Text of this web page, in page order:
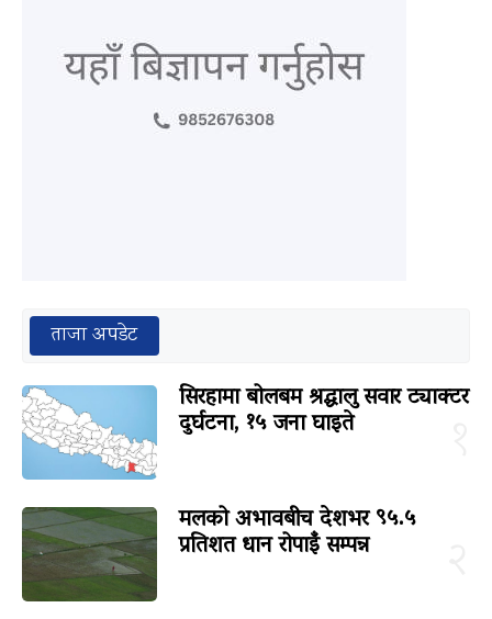
ताजा अपडेट
सिरहामा बोलबम श्रद्धालु सवार ट्याक्टर
दुर्घटना, १५ जना घाइते
मलको अभावबीच देशभर ९५.५
प्रतिशत धान रोपाइँ सम्पन्न